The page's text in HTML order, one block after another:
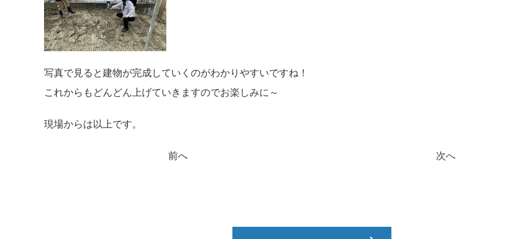
写真で見ると建物が完成していくのがわかりやすいですね！
これからもどんどん上げていきますのでお楽しみに～
現場からは以上です。
前へ 次へ